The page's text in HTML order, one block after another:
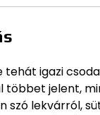
igazi
többet jelent,
szó lekvárról,